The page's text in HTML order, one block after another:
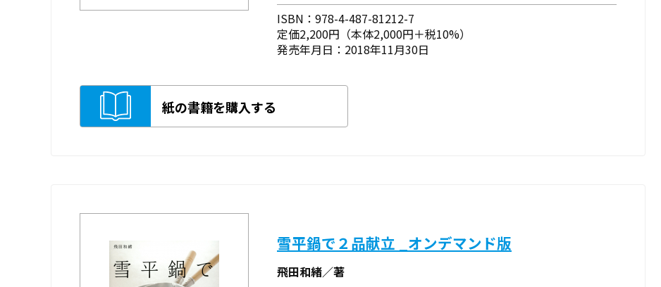
ISBN：978-4-487-81212-7
定価2,200円（本体2,000円＋税10%）
発売年月日：2018年11月30日
紙の書籍を購入する
雪平鍋で２品献立 _オンデマンド版
飛田和緒／著